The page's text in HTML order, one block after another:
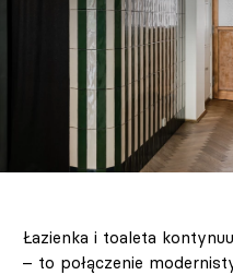
Łazienka i toaleta
– to połączenie